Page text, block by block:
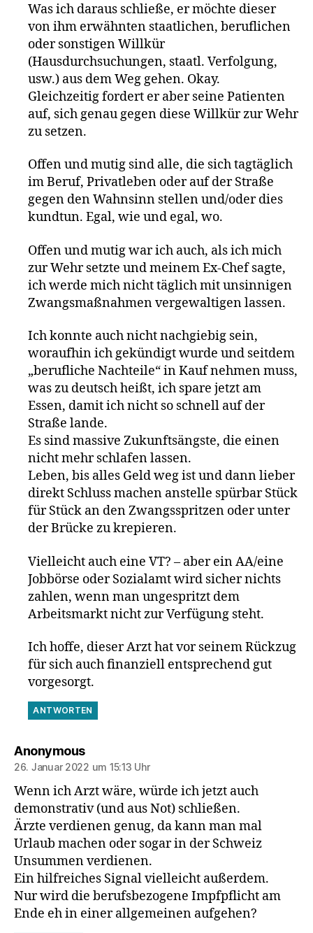
Was ich daraus schließe, er möchte dieser
von ihm erwähnten staatlichen, beruflichen
oder sonstigen Willkür
(Hausdurchsuchungen, staatl. Verfolgung,
usw.) aus dem Weg gehen. Okay.
Gleichzeitig fordert er aber seine Patienten
auf, sich genau gegen diese Willkür zur Wehr
zu setzen.
Offen und mutig sind alle, die sich tagtäglich
im Beruf, Privatleben oder auf der Straße
gegen den Wahnsinn stellen und/oder dies
kundtun. Egal, wie und egal, wo.
Offen und mutig war ich auch, als ich mich
zur Wehr setzte und meinem Ex-Chef sagte,
ich werde mich nicht täglich mit unsinnigen
Zwangsmaßnahmen vergewaltigen lassen.
Ich konnte auch nicht nachgiebig sein,
woraufhin ich gekündigt wurde und seitdem
„berufliche Nachteile“ in Kauf nehmen muss,
was zu deutsch heißt, ich spare jetzt am
Essen, damit ich nicht so schnell auf der
Straße lande.
Es sind massive Zukunftsängste, die einen
nicht mehr schlafen lassen.
Leben, bis alles Geld weg ist und dann lieber
direkt Schluss machen anstelle spürbar Stück
für Stück an den Zwangsspritzen oder unter
der Brücke zu krepieren.
Vielleicht auch eine VT? – aber ein AA/eine
Jobbörse oder Sozialamt wird sicher nichts
zahlen, wenn man ungespritzt dem
Arbeitsmarkt nicht zur Verfügung steht.
Ich hoffe, dieser Arzt hat vor seinem Rückzug
für sich auch finanziell entsprechend gut
vorgesorgt.
ANTWORTEN
Anonymoussagt:
26. Januar 2022 um 15:13 Uhr
Wenn ich Arzt wäre, würde ich jetzt auch
demonstrativ (und aus Not) schließen.
Ärzte verdienen genug, da kann man mal
Urlaub machen oder sogar in der Schweiz
Unsummen verdienen.
Ein hilfreiches Signal vielleicht außerdem.
Nur wird die berufsbezogene Impfpflicht am
Ende eh in einer allgemeinen aufgehen?